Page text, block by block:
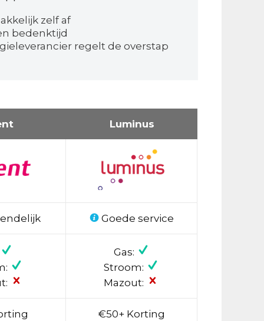
zelf af
bedenktijd
regelt de overstap
Luminus
Goede service
Gas:
Stroom:
Mazout:
€50+ Korting